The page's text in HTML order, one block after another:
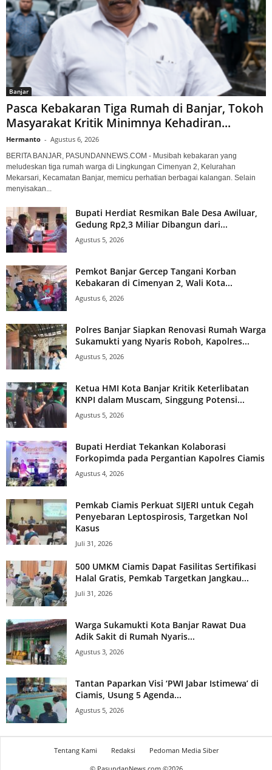
Banjar
Pasca Kebakaran Tiga Rumah di Banjar, Tokoh
Masyarakat Kritik Minimnya Kehadiran...
Hermanto - Agustus 6, 2026
BERITA BANJAR, PASUNDANNEWS.COM - Musibah kebakaran yang
meludeskan tiga rumah warga di Lingkungan Cimenyan 2, Kelurahan
Mekarsari, Kecamatan Banjar, memicu perhatian berbagai kalangan. Selain
menyisakan...
Bupati Herdiat Resmikan Bale Desa Awiluar,
Gedung Rp2,3 Miliar Dibangun dari...
Agustus 5, 2026
Pemkot Banjar Gercep Tangani Korban
Kebakaran di Cimenyan 2, Wali Kota...
Agustus 6, 2026
Polres Banjar Siapkan Renovasi Rumah Warga
Sukamukti yang Nyaris Roboh, Kapolres...
Agustus 5, 2026
Ketua HMI Kota Banjar Kritik Keterlibatan
KNPI dalam Muscam, Singgung Potensi...
Agustus 5, 2026
Bupati Herdiat Tekankan Kolaborasi
Forkopimda pada Pergantian Kapolres Ciamis
Agustus 4, 2026
Pemkab Ciamis Perkuat SIJERI untuk Cegah
Penyebaran Leptospirosis, Targetkan Nol
Kasus
Juli 31, 2026
500 UMKM Ciamis Dapat Fasilitas Sertifikasi
Halal Gratis, Pemkab Targetkan Jangkau...
Juli 31, 2026
Warga Sukamukti Kota Banjar Rawat Dua
Adik Sakit di Rumah Nyaris...
Agustus 3, 2026
Tantan Paparkan Visi ‘PWI Jabar Istimewa’ di
Ciamis, Usung 5 Agenda...
Agustus 5, 2026
Tentang Kami Redaksi
Pedoman Media Siber